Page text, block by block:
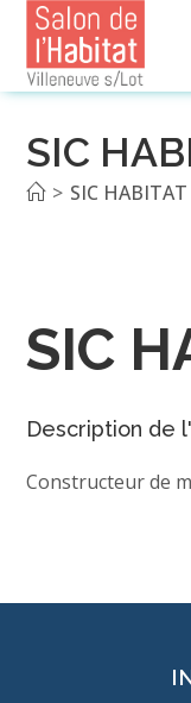
content
SIC
> SIC HABITAT
SIC
Description de
Constructeur de